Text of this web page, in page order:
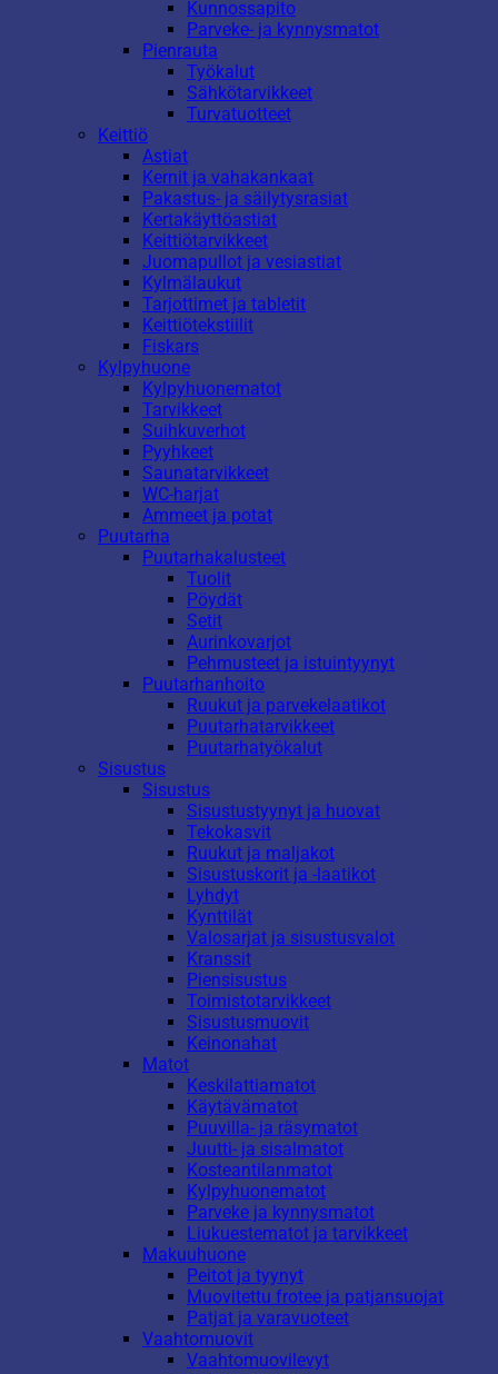
Kunnossapito
Parveke- ja kynnysmatot
Pienrauta
Työkalut
Sähkötarvikkeet
Turvatuotteet
Keittiö
Astiat
Kernit ja vahakankaat
Pakastus- ja säilytysrasiat
Kertakäyttöastiat
Keittiötarvikkeet
Juomapullot ja vesiastiat
Kylmälaukut
Tarjottimet ja tabletit
Keittiötekstiilit
Fiskars
Kylpyhuone
Kylpyhuonematot
Tarvikkeet
Suihkuverhot
Pyyhkeet
Saunatarvikkeet
WC-harjat
Ammeet ja potat
Puutarha
Puutarhakalusteet
Tuolit
Pöydät
Setit
Aurinkovarjot
Pehmusteet ja istuintyynyt
Puutarhanhoito
Ruukut ja parvekelaatikot
Puutarhatarvikkeet
Puutarhatyökalut
Sisustus
Sisustus
Sisustustyynyt ja huovat
Tekokasvit
Ruukut ja maljakot
Sisustuskorit ja -laatikot
Lyhdyt
Kynttilät
Valosarjat ja sisustusvalot
Kranssit
Piensisustus
Toimistotarvikkeet
Sisustusmuovit
Keinonahat
Matot
Keskilattiamatot
Käytävämatot
Puuvilla- ja räsymatot
Juutti- ja sisalmatot
Kosteantilanmatot
Kylpyhuonematot
Parveke ja kynnysmatot
Liukuestematot ja tarvikkeet
Makuuhuone
Peitot ja tyynyt
Muovitettu frotee ja patjansuojat
Patjat ja varavuoteet
Vaahtomuovit
Vaahtomuovilevyt